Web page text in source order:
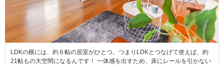
LDKの横には、約６帖の居室がひとつ。つまりLDKとつなげて使えば、約
21帖もの大空間になるんです！ 一体感を出すため、床にレールを引かない